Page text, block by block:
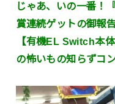
じゃあ、いの一番！
賞連続ゲットの御報
【有機EL Switch本
の怖いもの知らずコ